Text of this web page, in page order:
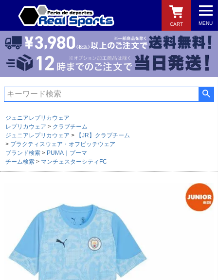
MENU
CART
検索
ジュニアレプリカウェア
レプリカウェア
クラブチーム
ジュニアレプリカウェア
【JR】クラブチーム
プラクティスウェア・オフピッチウェア
ブランド検索
PUMA｜プーマ
チーム検索
マンチェスターシティFC